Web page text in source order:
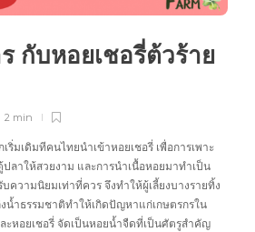
กับหอยเชอรี่ต้วร้าย
2 min
มเดิมทีคนไทยนำเข้าหอยเชอรี่ เพื่อการเพาะ
ลาให้สวยงาม และการนำเนื้อหอยมาทำเป็น
ความนิยมเท่าที่ควร จึงทำให้ผู้เลี้ยงบางรายทิ้ง
น้ำธรรมชาติทำให้เกิดปัญหาแก่เกษตรกรใน
ะหอยเชอรี่ จัดเป็นหอยน้ำจืดที่เป็นศัตรูสำคัญ